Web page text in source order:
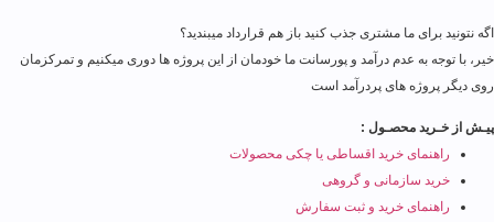
اگه نتونید برای ما مشتری جذب کنید باز هم قرارداد میبندید؟
خیر، با توجه به عدم درآمد و پورسانت ما خودمان از این پروژه ها دوری میکنیم و تمرکزمان
روی دیگر پروژه های پردرآمد است
پیـش از خـرید محصـول :
راهنمای خرید اقساطی یا چکی محصولات
خرید سازمانی و گروهی
راهنمای خرید و ثبت سفارش